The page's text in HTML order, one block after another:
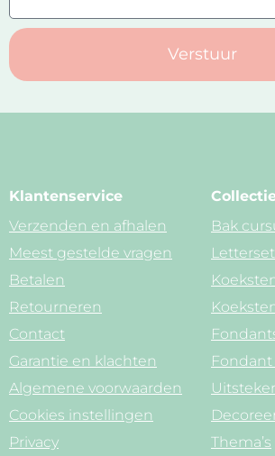
Verstuur
Klantenservice
Verzenden en afhalen
Meest gestelde vragen
Betalen
Retourneren
Contact
Garantie en klachten
Algemene voorwaarden
Cookies instellingen
Privacy
Bak
Thema’s